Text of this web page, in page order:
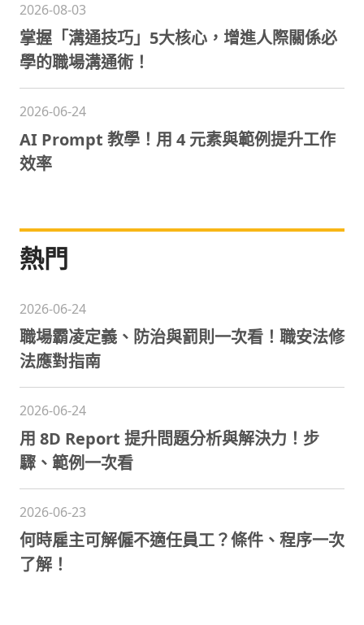
2026-08-03
掌握「溝通技巧」5大核心，增進人際關係必
學的職場溝通術！
2026-06-24
AI Prompt 教學！用 4 元素與範例提升工作
效率
熱門
2026-06-24
職場霸凌定義、防治與罰則一次看！職安法修
法應對指南
2026-06-24
用 8D Report 提升問題分析與解決力！步
驟、範例一次看
2026-06-23
何時雇主可解僱不適任員工？條件、程序一次
了解！